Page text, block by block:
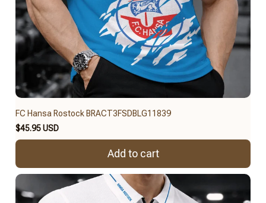
FC Hansa Rostock BRACT3FSDBLG11839
$45.95 USD
Add to cart